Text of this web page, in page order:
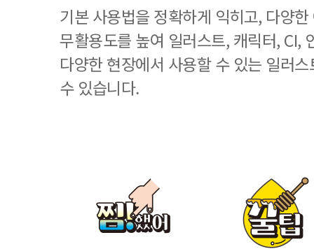
기본 사용법을 정확하게 익히고, 다양
무활용도를 높여 일러스트, 캐릭터, CI,
다양한 현장에서 사용할 수 있는 일러
수 있습니다.